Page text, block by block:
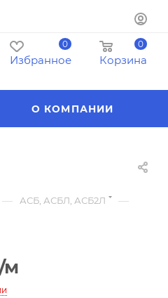
0
Избранное
0
Корзина
О КОМПАНИИ
— АСБ, АСБЛ, АСБ2Л —
м